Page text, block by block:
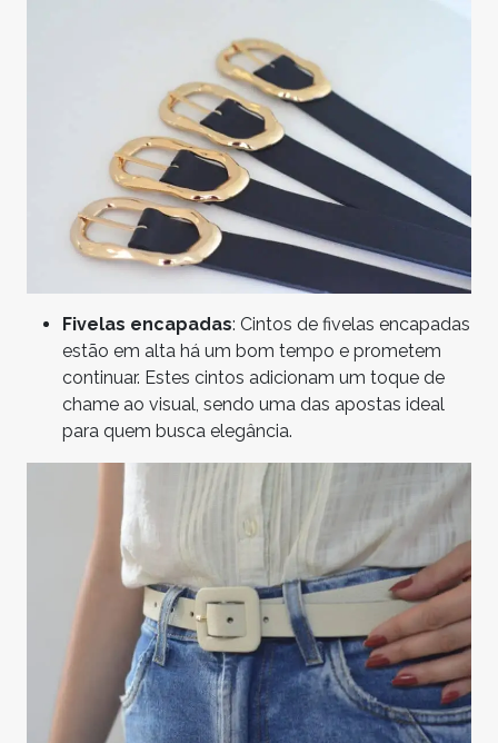
Fivelas encapadas: Cintos de fivelas encapadas
estão em alta há um bom tempo e prometem
continuar. Estes cintos adicionam um toque de
chame ao visual, sendo uma das apostas ideal
para quem busca elegância.